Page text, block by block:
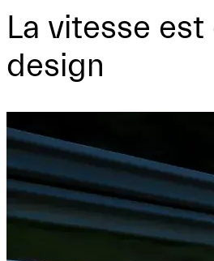
La vitesse est
design